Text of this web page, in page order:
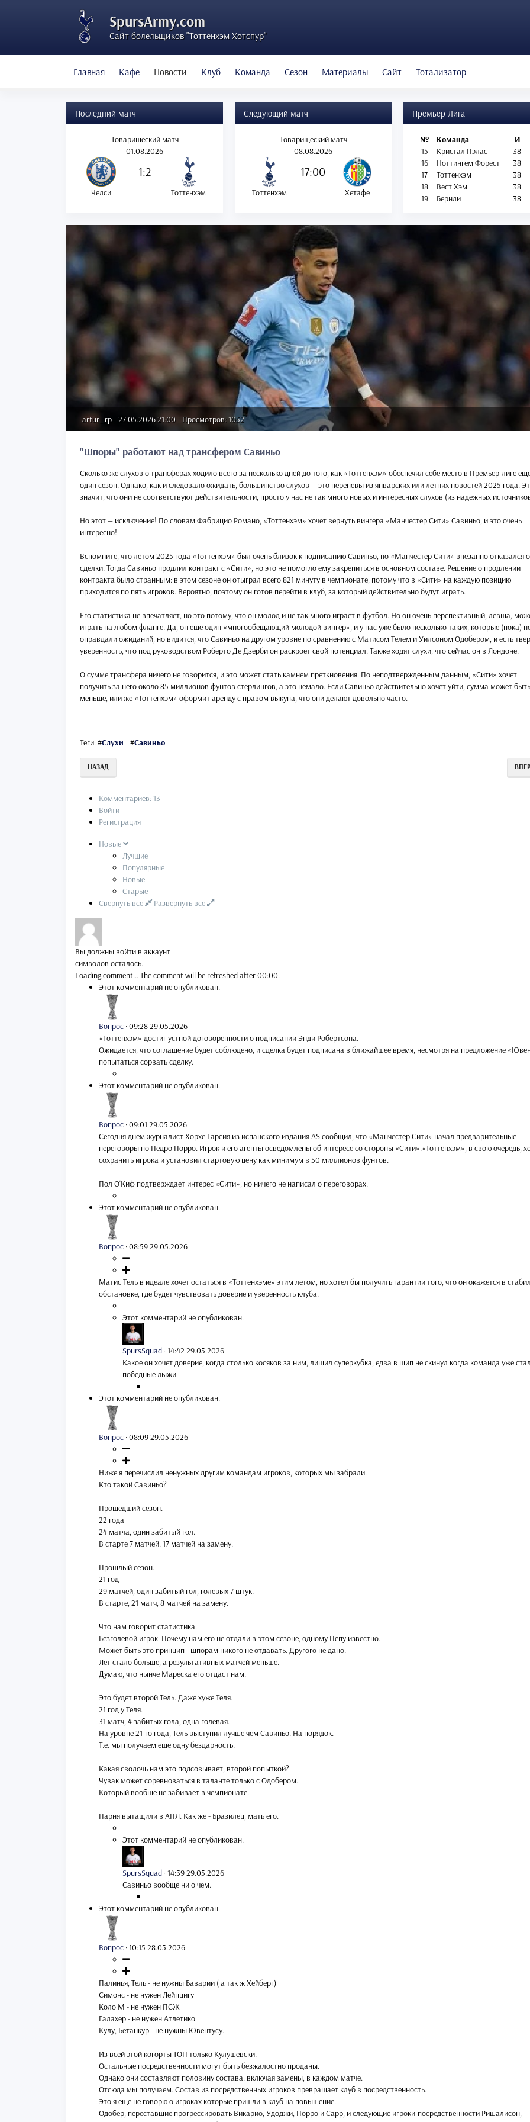
SpursArmy.com
Сайт болельщиков "Тоттенхэм Хотспур"
Главная Кафе Новости Клуб Команда Сезон Материалы Сайт Тотализатор
Последний матч
Товарищеский матч
01.08.2026
1:2
Челси Тоттенхэм
Следующий матч
Товарищеский матч
08.08.2026
17:00
Тоттенхэм Хетафе
Премьер-Лига
№ Команда И
15
Кристал Пэлас 38
16
Ноттингем Форест 38
17
Тоттенхэм 38
18
Вест Хэм 38
19
Бернли 38
artur_rp 27.05.2026 21:00 Просмотров: 1052
"Шпоры" работают над трансфером Савиньо
Сколько же слухов о трансферах ходило всего за несколько дней до того, как «Тоттенхэм» обеспечил себе место в Премьер-лиге
один сезон. Однако, как и следовало ожидать, большинство слухов — это перепевы из январских или летних новостей 2025 года.
значит, что они не соответствуют действительности, просто у нас не так много новых и интересных слухов (из надежных
Но этот — исключение! По словам Фабрицио Романо, «Тоттенхэм» хочет вернуть вингера «Манчестер Сити» Савиньо, и это очень
интересно!
Вспомните, что летом 2025 года «Тоттенхэм» был очень близок к подписанию Савиньо, но «Манчестер Сити» внезапно отказался
сделки. Тогда Савиньо продлил контракт с «Сити», но это не помогло ему закрепиться в основном составе. Решение о продлении
контракта было странным: в этом сезоне он отыграл всего 821 минуту в чемпионате, потому что в «Сити» на каждую позицию
приходится по пять игроков. Вероятно, поэтому он готов перейти в клуб, за который действительно будут играть.
Его статистика не впечатляет, но это потому, что он молод и не так много играет в футбол. Но он очень перспективный, левша,
играть на любом фланге. Да, он еще один «многообещающий молодой вингер», и у нас уже было несколько таких, которые (пока)
оправдали ожиданий, но видится, что Савиньо на другом уровне по сравнению с Матисом Телем и Уилсоном Одобером, и есть
уверенность, что под руководством Роберто Де Дзерби он раскроет свой потенциал. Также ходят слухи, что сейчас он в Лондоне.
О сумме трансфера ничего не говорится, и это может стать камнем преткновения. По неподтвержденным данным, «Сити» хочет
получить за него около 85 миллионов фунтов стерлингов, а это немало. Если Савиньо действительно хочет уйти, сумма может быть
меньше, или же «Тоттенхэм» оформит аренду с правом выкупа, что они делают довольно часто.
Теги:#Слухи #Савиньо
НАЗАД
Комментариев: 13
Войти
Регистрация
Новые
Лучшие
Популярные
Новые
Старые
Свернуть все
Развернуть все
Вы должны войти в аккаунт
символов осталось.
Loading comment...The comment will be refreshed after00:00.
Этот комментарий не опубликован.
Вопрос ·09:28 29.05.2026
«Тоттенхэм» достиг устной договоренности о подписании Энди Робертсона.
Ожидается, что соглашение будет соблюдено, и сделка будет подписана в ближайшее время, несмотря на предложение
попытаться сорвать сделку.
Этот комментарий не опубликован.
Вопрос ·09:01 29.05.2026
Сегодня днем журналист Хорхе Гарсия из испанского издания AS сообщил, что «Манчестер Сити» начал предварительные
переговоры по Педро Порро. Игрок и его агенты осведомлены об интересе со стороны «Сити».«Тоттенхэм», в свою очередь,
сохранить игрока и установил стартовую цену как минимум в 50 миллионов фунтов.
Пол О'Киф подтверждает интерес «Сити», но ничего не написал о переговорах.
Этот комментарий не опубликован.
Вопрос ·08:59 29.05.2026
Матис Тель в идеале хочет остаться в «Тоттенхэме» этим летом, но хотел бы получить гарантии того, что он окажется в
обстановке, где будет чувствовать доверие и уверенность клуба.
Этот комментарий не опубликован.
SpursSquad ·14:42 29.05.2026
Какое он хочет доверие, когда столько косяков за ним, лишил суперкубка, едва в шип не скинул когда команда уже
победные лыжи
Этот комментарий не опубликован.
Вопрос ·08:09 29.05.2026
Ниже я перечислил ненужных другим командам игроков, которых мы забрали.
Кто такой Савиньо?
Прошедший сезон.
22 года
24 матча, один забитый гол.
В старте 7 матчей. 17 матчей на замену.
Прошлый сезон.
21 год
29 матчей, один забитый гол, голевых 7 штук.
В старте, 21 матч, 8 матчей на замену.
Что нам говорит статистика.
Безголевой игрок. Почему нам его не отдали в этом сезоне, одному Пепу известно.
Может быть это принцип - шпорам никого не отдавать. Другого не дано.
Лет стало больше, а результативных матчей меньше.
Думаю, что нынче Мареска его отдаст нам.
Это будет второй Тель. Даже хуже Теля.
21 год у Теля.
31 матч, 4 забитых гола, одна голевая.
На уровне 21-го года, Тель выступил лучше чем Савиньо. На порядок.
Т.е. мы получаем еще одну бездарность.
Какая сволочь нам это подсовывает, второй попыткой?
Чувак может соревноваться в таланте только с Одобером.
Который вообще не забивает в чемпионате.
Парня вытащили в АПЛ. Как же - Бразилец, мать его.
Этот комментарий не опубликован.
SpursSquad ·14:39 29.05.2026
Савиньо вообще ни о чем.
Этот комментарий не опубликован.
Вопрос ·10:15 28.05.2026
Палинья, Тель - не нужны Баварии ( а так ж Хейберг)
Симонс - не нужен Лейпцигу
Коло М - не нужен ПСЖ
Галахер - не нужен Атлетико
Кулу, Бетанкур - не нужны Ювентусу.
Из всей этой когорты ТОП только Кулушевски.
Остальные посредственности могут быть безжалостно проданы.
Однако они составляют половину состава. включая замены, в каждом матче.
Отсюда мы получаем. Состав из посредственных игроков превращает клуб в посредственность.
Это я еще не говорю о игроках которые пришли в клуб на повышение.
Одобер, переставшие прогрессировать Викарио, Удоджи, Порро и Сарр, и следующие игроки-посредственности Ришалисон,